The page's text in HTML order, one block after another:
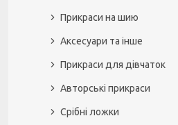
Прикраси на шию
Аксесуари та інше
Прикраси для дівчаток
Авторські прикраси
Срібні ложки